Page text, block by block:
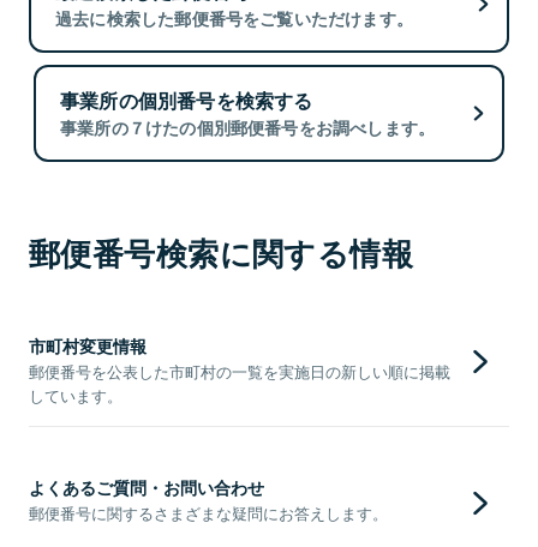
過去に検索した郵便番号をご覧いただけます。
事業所の個別番号を検索する
事業所の７けたの個別郵便番号をお調べします。
郵便番号検索に関する情報
市町村変更情報
郵便番号を公表した市町村の一覧を実施日の新しい順に掲載
しています。
よくあるご質問・お問い合わせ
郵便番号に関するさまざまな疑問にお答えします。